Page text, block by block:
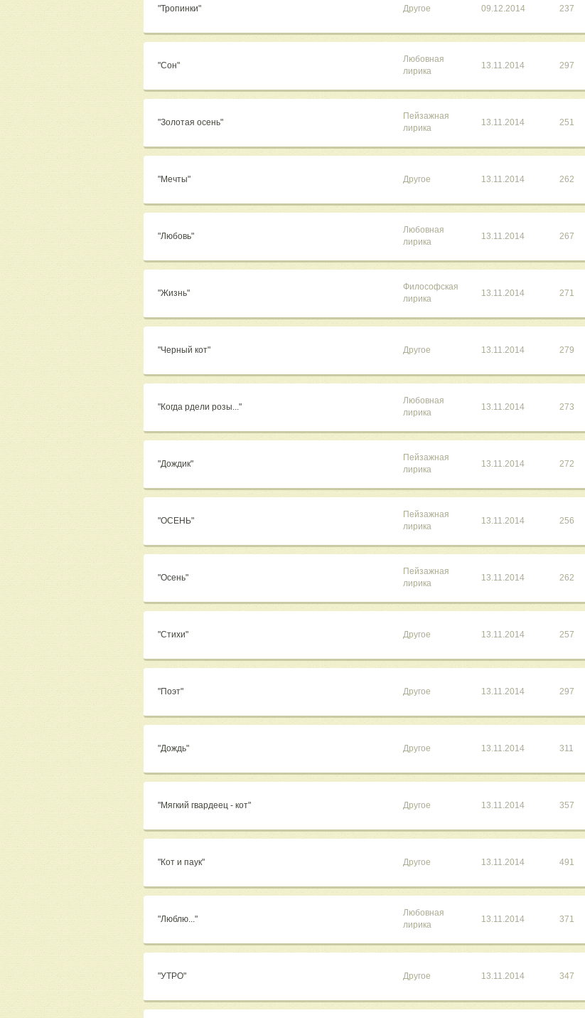
"Тропинки" Другое 09.12.2014 237
"Сон"
Любовная
лирика
13.11.2014 297
"Золотая осень"
Пейзажная
лирика
13.11.2014 251
"Мечты" Другое 13.11.2014 262
"Любовь"
Любовная
лирика
13.11.2014 267
"Жизнь"
Философская
лирика
13.11.2014 271
"Черный кот" Другое 13.11.2014 279
"Когда рдели розы..."
Любовная
лирика
13.11.2014 273
"Дождик"
Пейзажная
лирика
13.11.2014 272
"ОСЕНЬ"
Пейзажная
лирика
13.11.2014 256
"Осень"
Пейзажная
лирика
13.11.2014 262
"Стихи" Другое 13.11.2014 257
"Поэт" Другое 13.11.2014 297
"Дождь" Другое 13.11.2014 311
"Мягкий гвардеец - кот" Другое 13.11.2014 357
"Кот и паук" Другое 13.11.2014 491
"Люблю..."
Любовная
лирика
13.11.2014 371
"УТРО" Другое 13.11.2014 347